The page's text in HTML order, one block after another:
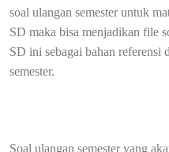
soal ulangan semester untuk
SD maka bisa menjadikan file
SD ini sebagai bahan referensi
semester.
Soal ulangan semester yang